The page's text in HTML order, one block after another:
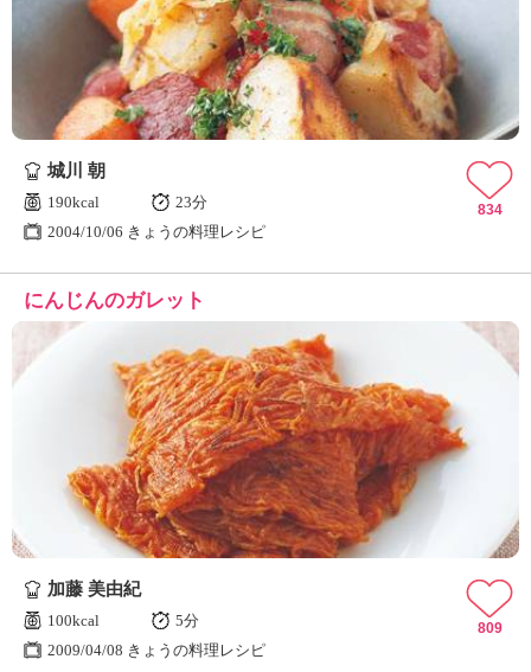
城川 朝
190kcal
23分
2004/10/06 きょうの料理レシピ
834
にんじんのガレット
加藤 美由紀
100kcal
5分
2009/04/08 きょうの料理レシピ
809